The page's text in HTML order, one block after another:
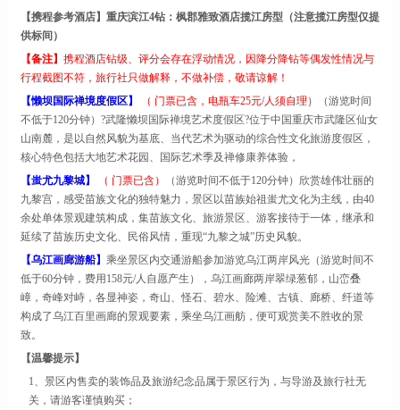
【携程参考酒店】 重庆滨江4钻：枫郡雅致酒店揽江房型（注意揽江房型仅提
供标间）
【备注】 携程酒店钻级、评分会存在浮动情况，因降分降钻等偶发性情况与
行程截图不符，旅行社只做解释，不做补偿，敬请谅解！
【懒坝国际禅境度假区】 （ 门票已含 ，电瓶车25元/人须自理 ）
（游览时间
不低于120分钟）?武隆懒坝国际禅境艺术度假区?位于中国重庆市武隆区仙女
山南麓，是以自然风貌为基底、当代艺术为驱动的综合性文化旅游度假区，
核心特色包括大地艺术花园、国际艺术季及禅修康养体验，
【蚩尤九黎城】 （ 门票已含） （游览时间不低于120分钟）欣赏雄伟壮丽的
九黎宫，感受苗族文化的独特魅力，景区以苗族始祖蚩尤文化为主线，由40
余处单体景观建筑构成，集苗族文化、旅游景区、游客接待于一体，继承和
延续了苗族历史文化、民俗风情，重现“九黎之城”历史风貌。
【乌江画廊游船】 乘坐景区内交通游船参加游览乌江两岸风光（游览时间不
低于60分钟，费用158元/人 自愿产生 ），乌江画廊两岸翠绿葱郁，山峦叠
嶂，奇峰对峙，各显神姿，奇山、怪石、碧水、险滩、古镇、廊桥、纤道等
构成了乌江百里画廊的景观要素，乘坐乌江画舫，便可观赏美不胜收的景
致。
【温馨提示】
1、景区内售卖的装饰品及旅游纪念品属于景区行为，与导游及旅行社无
关，请游客谨慎购买 ；